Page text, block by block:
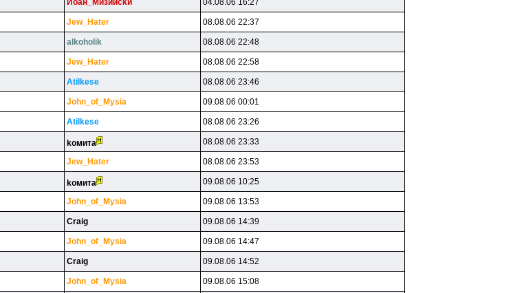
Йoaн_Mизийckи 04.08.06 16:27
Jew_Hater 08.08.06 22:37
alkoholik 08.08.06 22:48
Jew_Hater 08.08.06 22:58
Atilkese 08.08.06 23:46
John_of_Mysia 09.08.06 00:01
Atilkese 08.08.06 23:26
koмитa 08.08.06 23:33
Jew_Hater 08.08.06 23:53
koмитa 09.08.06 10:25
John_of_Mysia 09.08.06 13:53
Craig 09.08.06 14:39
John_of_Mysia 09.08.06 14:47
Craig 09.08.06 14:52
John_of_Mysia 09.08.06 15:08